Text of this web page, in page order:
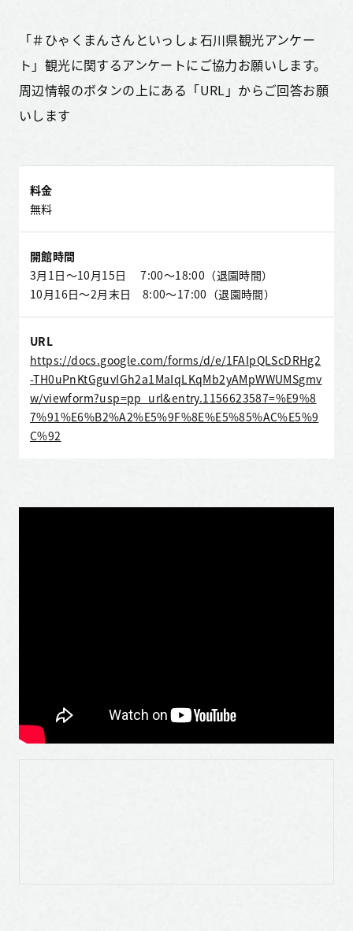
「＃ひゃくまんさんといっしょ石川県観光アンケー
ト」観光に関するアンケートにご協力お願いします。
周辺情報のボタンの上にある「URL」からご回答お願
いします
料金
無料
開館時間
3月1日～10月15日 7:00～18:00（退園時間）
10月16日～2月末日 8:00～17:00（退園時間）
URL
https://docs.google.com/forms/d/e/1FAIpQLScDRHg2
-TH0uPnKtGguvIGh2a1MaIqLKqMb2yAMpWWUMSgmv
w/viewform?usp=pp_url&entry.1156623587=%E9%8
7%91%E6%B2%A2%E5%9F%8E%E5%85%AC%E5%9
C%92